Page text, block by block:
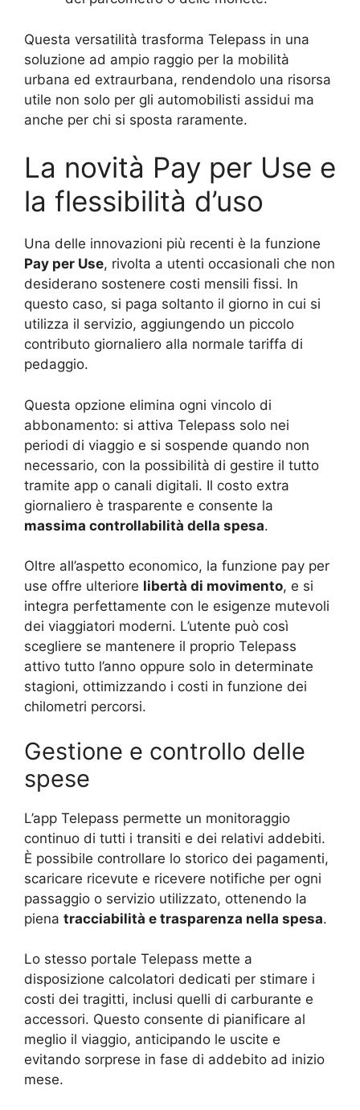
Questa versatilità trasforma Telepass in una
soluzione ad ampio raggio per la mobilità
urbana ed extraurbana, rendendolo una risorsa
utile non solo per gli automobilisti assidui ma
anche per chi si sposta raramente.
La novità Pay per Use e
la flessibilità d’uso
Una delle innovazioni più recenti è la funzione
Pay per Use, rivolta a utenti occasionali che non
desiderano sostenere costi mensili fissi. In
questo caso, si paga soltanto il giorno in cui si
utilizza il servizio, aggiungendo un piccolo
contributo giornaliero alla normale tariffa di
pedaggio.
Questa opzione elimina ogni vincolo di
abbonamento: si attiva Telepass solo nei
periodi di viaggio e si sospende quando non
necessario, con la possibilità di gestire il tutto
tramite app o canali digitali. Il costo extra
giornaliero è trasparente e consente la
massima controllabilità della spesa.
Oltre all’aspetto economico, la funzione pay per
use offre ulteriore libertà di movimento, e si
integra perfettamente con le esigenze mutevoli
dei viaggiatori moderni. L’utente può così
scegliere se mantenere il proprio Telepass
attivo tutto l’anno oppure solo in determinate
stagioni, ottimizzando i costi in funzione dei
chilometri percorsi.
Gestione e controllo delle
spese
L’app Telepass permette un monitoraggio
continuo di tutti i transiti e dei relativi addebiti.
È possibile controllare lo storico dei pagamenti,
scaricare ricevute e ricevere notifiche per ogni
passaggio o servizio utilizzato, ottenendo la
piena tracciabilità e trasparenza nella spesa.
Lo stesso portale Telepass mette a
disposizione calcolatori dedicati per stimare i
costi dei tragitti, inclusi quelli di carburante e
accessori. Questo consente di pianificare al
meglio il viaggio, anticipando le uscite e
evitando sorprese in fase di addebito ad inizio
mese.